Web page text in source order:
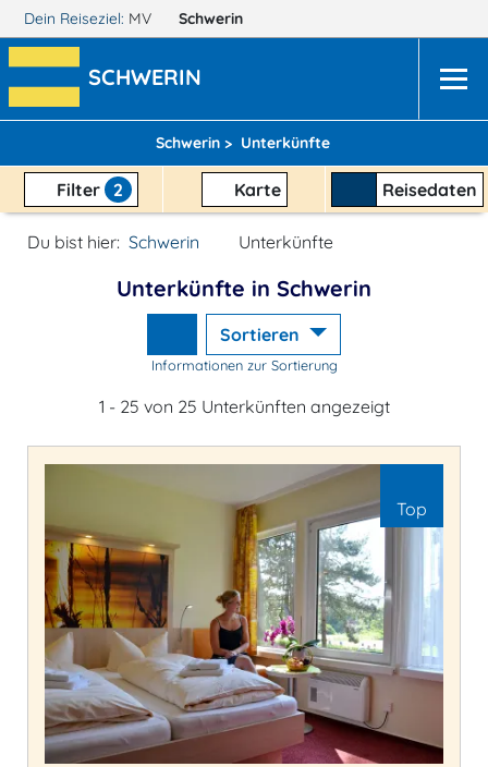
Dein Reiseziel: MV Schwerin
SCHWERIN
Schwerin > Unterkünfte
Filter 2 Karte Reisedaten
Du bist hier: Schwerin Unterkünfte
Unterkünfte in Schwerin
Sortieren
Informationen zur Sortierung
1 - 25 von 25 Unterkünften angezeigt
Top